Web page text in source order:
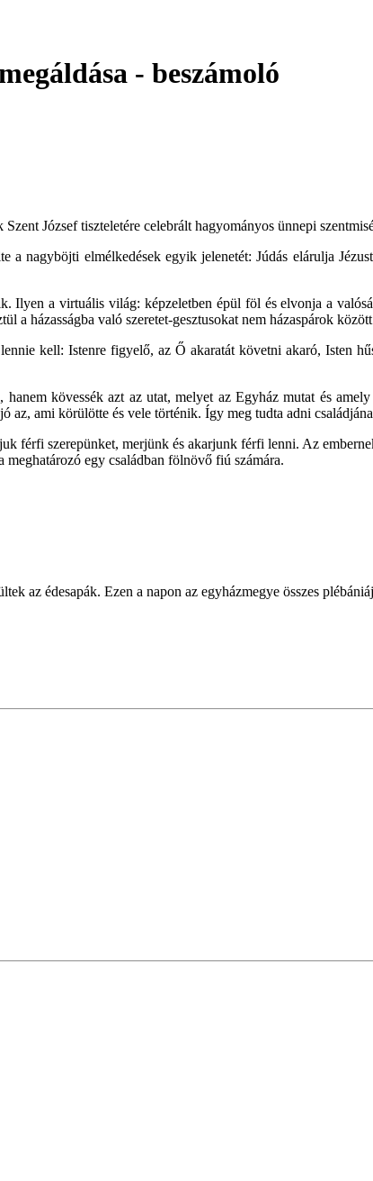
- beszámoló
József tiszteletére celebrált hagyományos ünnepi
a nagyböjti elmélkedések egyik jelenetét: Júdás elárulja
Ilyen a virtuális világ: képzeletben épül föl és elvonja a
a házasságba való szeretet-gesztusokat nem házaspárok
kell: Istenre figyelő, az Ő akaratát követni akaró, Isten
kövessék azt az utat, melyet az Egyház mutat és
ami körülötte és vele történik. Így meg tudta adni
férfi szerepünket, merjünk és akarjunk férfi lenni. Az
egy családban fölnövő fiú számára.
az édesapák. Ezen a napon az egyházmegye összes